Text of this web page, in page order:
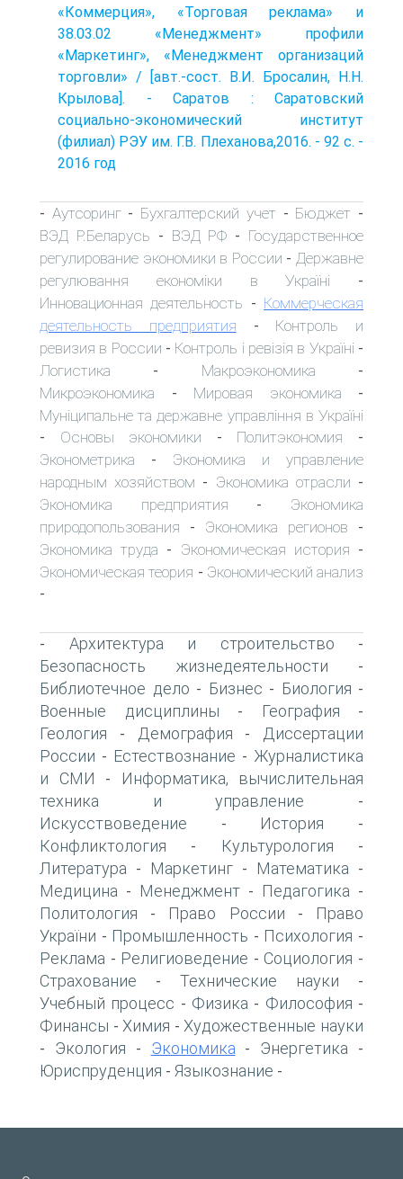
«Коммерция», «Торговая реклама» и
38.03.02 «Менеджмент» профили
«Маркетинг», «Менеджмент организаций
торговли» / [авт.-сост. В.И. Бросалин, Н.Н.
Крылова]. - Саратов : Саратовский
социально-экономический институт
(филиал) РЭУ им. Г.В. Плеханова,2016. - 92 с. -
2016 год
- Аутсоринг- Бухгалтерский учет - Бюджет -
ВЭД Р.Беларусь - ВЭД РФ - Государственное
регулирование экономики в России - Державне
регулювання економіки в Україні -
Инновационная деятельность - Коммерческая
деятельность предприятия - Контроль и
ревизия в России - Контроль і ревізія в Україні -
Логистика - Макроэкономика -
Микроэкономика - Мировая экономика -
Муніципальне та державне управління в Україні
- Основы экономики - Политэкономия -
Эконометрика - Экономика и управление
народным хозяйством - Экономика отрасли -
Экономика предприятия - Экономика
природопользования - Экономика регионов -
Экономика труда - Экономическая история -
Экономическая теория - Экономический анализ
-
- Архитектура и строительство -
Безопасность жизнедеятельности -
Библиотечное дело - Бизнес - Биология -
Военные дисциплины - География -
Геология - Демография -
Диссертации
России - Естествознание - Журналистика
и СМИ -
Информатика, вычислительная
техника и управление -
Искусствоведение - История -
Конфликтология - Культурология -
Литература - Маркетинг - Математика -
Медицина - Менеджмент - Педагогика -
Политология - Право России -
Право
України - Промышленность - Психология -
Реклама - Религиоведение - Социология -
Страхование - Технические науки -
Учебный процесс - Физика - Философия -
Финансы - Химия - Художественные науки
- Экология - Экономика - Энергетика -
Юриспруденция - Языкознание -